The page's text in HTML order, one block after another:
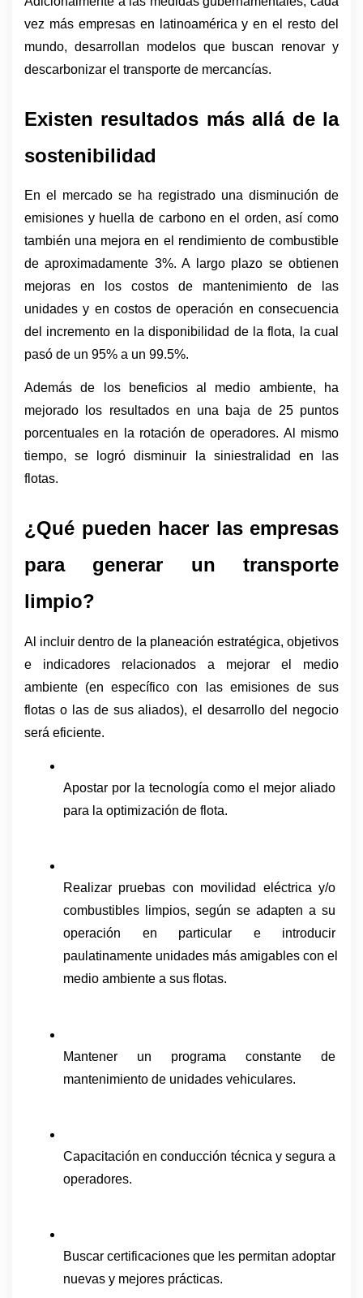
vez más empresas en latinoamérica y en el resto del
mundo, desarrollan modelos que buscan renovar y
descarbonizar el transporte de mercancías.
Existen resultados más allá de la
sostenibilidad
En el mercado se ha registrado una disminución de
emisiones y huella de carbono en el orden, así como
también una mejora en el rendimiento de combustible
de aproximadamente 3%. A largo plazo se obtienen
mejoras en los costos de mantenimiento de las
unidades y en costos de operación en consecuencia
del incremento en la disponibilidad de la flota, la cual
pasó de un 95% a un 99.5%.
Además de los beneficios al medio ambiente, ha
mejorado los resultados en una baja de 25 puntos
porcentuales en la rotación de operadores. Al mismo
tiempo, se logró disminuir la siniestralidad en las
flotas.
¿Qué pueden hacer las empresas
para generar un transporte
limpio?
Al incluir dentro de la planeación estratégica, objetivos
e indicadores relacionados a mejorar el medio
ambiente (en específico con las emisiones de sus
flotas o las de sus aliados), el desarrollo del negocio
será eficiente.
Apostar por la tecnología como el mejor aliado
para la optimización de flota.
Realizar pruebas con movilidad eléctrica y/o
combustibles limpios, según se adapten a su
operación en particular e introducir
paulatinamente unidades más amigables con el
medio ambiente a sus flotas.
Mantener un programa constante de
mantenimiento de unidades vehiculares.
Capacitación en conducción técnica y segura a
operadores.
Buscar certificaciones que les permitan adoptar
nuevas y mejores prácticas.